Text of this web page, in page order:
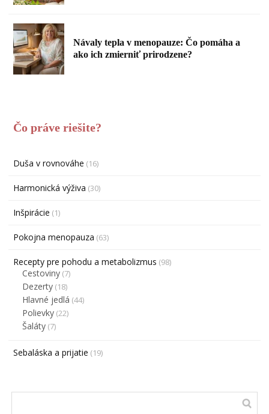
Návaly tepla v menopauze: Čo pomáha a
ako ich zmierniť prirodzene?
Čo práve riešite?
Duša v rovnováhe (16)
Harmonická výživa (30)
Inšpirácie (1)
Pokojna menopauza (63)
Recepty pre pohodu a metabolizmus (98)
Cestoviny (7)
Dezerty (18)
Hlavné jedlá (44)
Polievky (22)
Šaláty (7)
Sebaláska a prijatie (19)